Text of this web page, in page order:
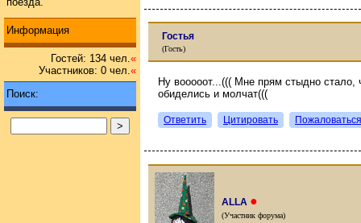
Информация
Гостей: 134 чел.«
Участников: 0 чел.«
Поиск:
Гостья
(Гость)
Ну вооооот...((( Мне прям стыдно стало,
обиделись и молчат(((
Ответить Цитировать Пожаловаться
ALLA ●
(Участник форума)